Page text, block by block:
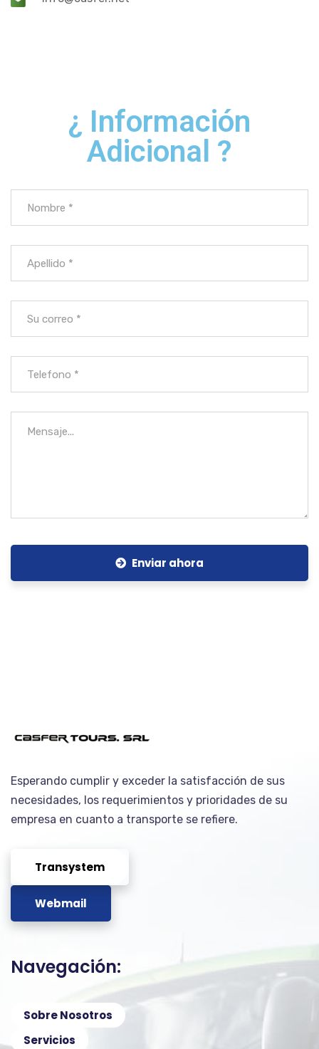
¿ Información
Adicional ?
Enviar ahora
Esperando cumplir y exceder la satisfacción de sus
necesidades, los requerimientos y prioridades de su
empresa en cuanto a transporte se refiere.
Transystem
Webmail
Navegación:
Sobre Nosotros
Servicios